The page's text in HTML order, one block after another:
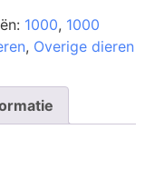
1000, 1000
, Overige dieren